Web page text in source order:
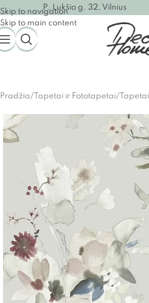
Skip to navigation
Skip to main content
P. Lukšio g. 32, Vilnius
Pradžia/ Tapetai ir Fototapetai/ Tapetai